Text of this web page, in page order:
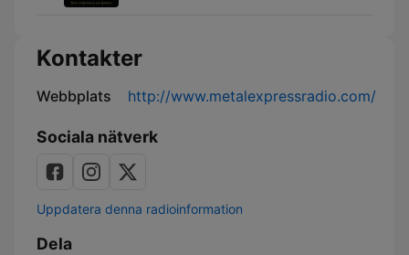
Kontakter
Webbplats http://www.metalexpressradio.com/
Sociala nätverk
Uppdatera denna radioinformation
Dela